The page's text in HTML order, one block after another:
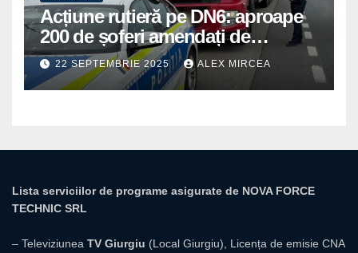
Acțiune rutieră pe DN6: aproape
200 de șoferi amendați de
polițiștii din Mihăilești
22 SEPTEMBRIE 2025 ALEX MIRCEA
Lista serviciilor de programe asigurate de NOVA FORCE
TECHNIC SRL
– Televiziunea TV Giurgiu (Local Giurgiu), Licența de emisie CNA